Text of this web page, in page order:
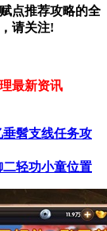
点推荐攻略的全
请关注!
最新资讯
髫支线任务攻
轻功小童位置